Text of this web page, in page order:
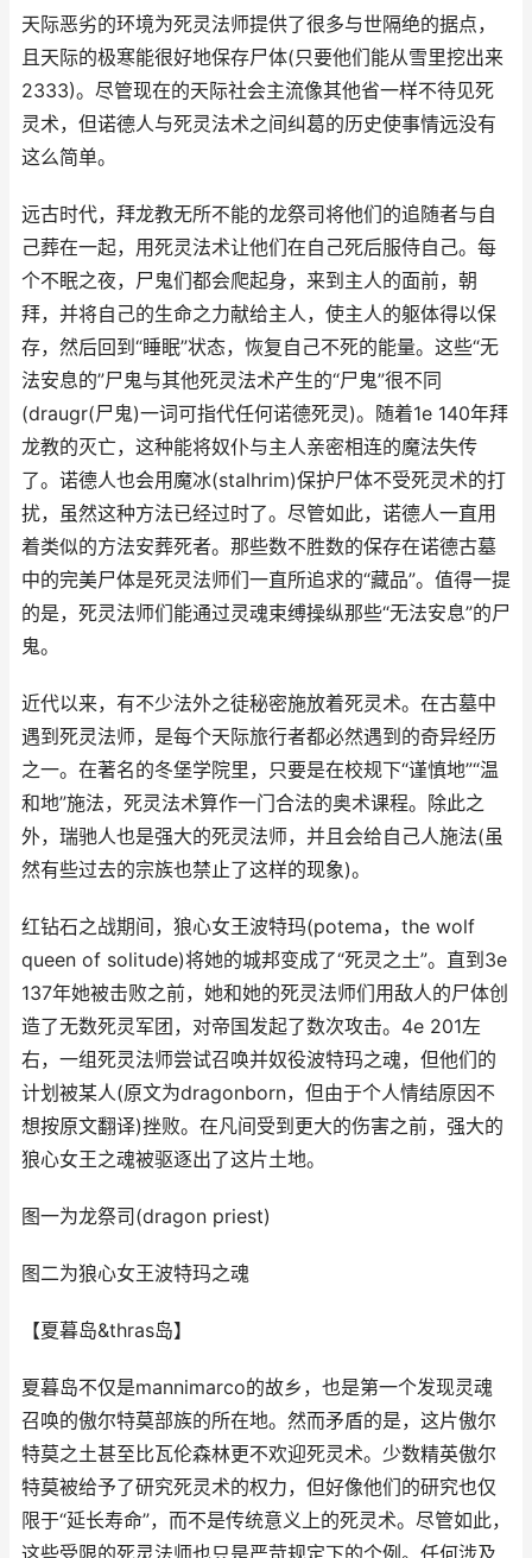
天际恶劣的环境为死灵法师提供了很多与世隔绝的据点，
且天际的极寒能很好地保存尸体(只要他们能从雪里挖出来
2333)。尽管现在的天际社会主流像其他省一样不待见死
灵术，但诺德人与死灵法术之间纠葛的历史使事情远没有
这么简单。
远古时代，拜龙教无所不能的龙祭司将他们的追随者与自
己葬在一起，用死灵法术让他们在自己死后服侍自己。每
个不眠之夜，尸鬼们都会爬起身，来到主人的面前，朝
拜，并将自己的生命之力献给主人，使主人的躯体得以保
存，然后回到“睡眠”状态，恢复自己不死的能量。这些“无
法安息的”尸鬼与其他死灵法术产生的“尸鬼”很不同
(draugr(尸鬼)一词可指代任何诺德死灵)。随着1e 140年拜
龙教的灭亡，这种能将奴仆与主人亲密相连的魔法失传
了。诺德人也会用魔冰(stalhrim)保护尸体不受死灵术的打
扰，虽然这种方法已经过时了。尽管如此，诺德人一直用
着类似的方法安葬死者。那些数不胜数的保存在诺德古墓
中的完美尸体是死灵法师们一直所追求的“藏品”。值得一提
的是，死灵法师们能通过灵魂束缚操纵那些“无法安息”的尸
鬼。
近代以来，有不少法外之徒秘密施放着死灵术。在古墓中
遇到死灵法师，是每个天际旅行者都必然遇到的奇异经历
之一。在著名的冬堡学院里，只要是在校规下“谨慎地”“温
和地”施法，死灵法术算作一门合法的奥术课程。除此之
外，瑞驰人也是强大的死灵法师，并且会给自己人施法(虽
然有些过去的宗族也禁止了这样的现象)。
红钻石之战期间，狼心女王波特玛(potema，the wolf
queen of solitude)将她的城邦变成了“死灵之土”。直到3e
137年她被击败之前，她和她的死灵法师们用敌人的尸体创
造了无数死灵军团，对帝国发起了数次攻击。4e 201左
右，一组死灵法师尝试召唤并奴役波特玛之魂，但他们的
计划被某人(原文为dragonborn，但由于个人情结原因不
想按原文翻译)挫败。在凡间受到更大的伤害之前，强大的
狼心女王之魂被驱逐出了这片土地。
图一为龙祭司(dragon priest)
图二为狼心女王波特玛之魂
【夏暮岛&thras岛】
夏暮岛不仅是mannimarco的故乡，也是第一个发现灵魂
召唤的傲尔特莫部族的所在地。然而矛盾的是，这片傲尔
特莫之土甚至比瓦伦森林更不欢迎死灵术。少数精英傲尔
特莫被给予了研究死灵术的权力，但好像他们的研究也仅
限于“延长寿命”，而不是传统意义上的死灵术。尽管如此，